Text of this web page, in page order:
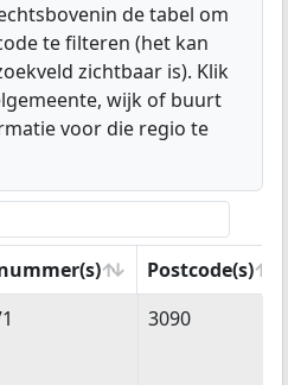
de tabel om
te filteren (het kan
zichtbaar is). Klik
wijk of buurt
voor die regio te
Postcode(s)
Postcode(s)
3090